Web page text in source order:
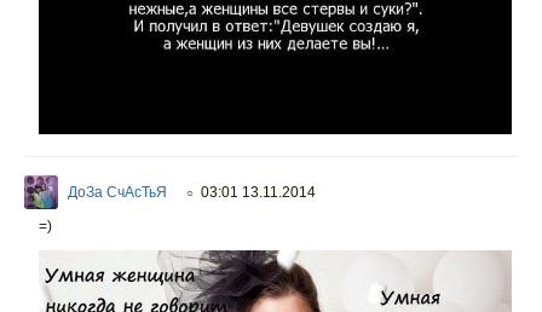
ДоЗа СчАсТьЯ ○ 03:01 13.11.2014
=)